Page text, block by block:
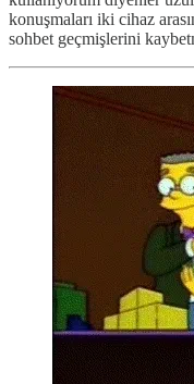
konuşmaları iki cihaz
sohbet geçmişlerini